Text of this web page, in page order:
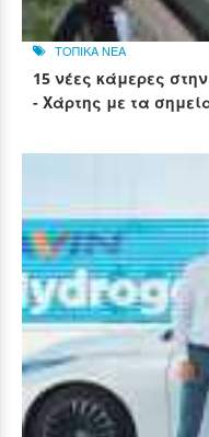
ΤΟΠΙΚΑ ΝΕΑ
15 νέες κάμερες
- Χάρτης με τα